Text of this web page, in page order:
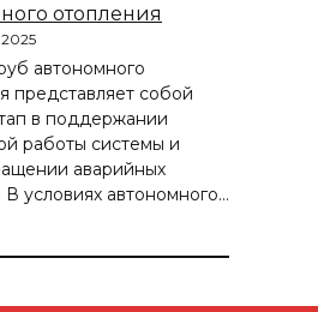
отопления
автономного
представляет собой
в поддержании
работы системы и
аварийных
В условиях автономного…